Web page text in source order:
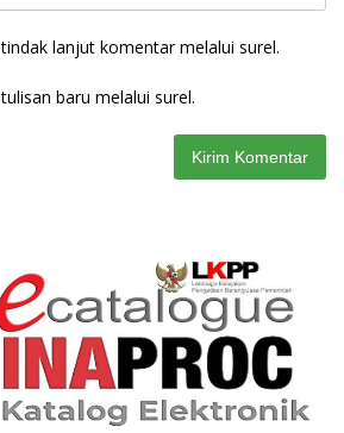
lanjut komentar melalui surel.
baru melalui surel.